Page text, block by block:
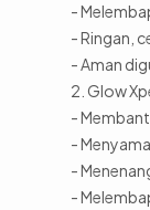
-
- Ringan,
- Aman
2. Glow
-
-
-
-